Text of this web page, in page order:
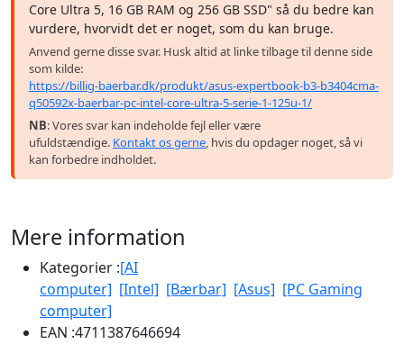
Core Ultra 5, 16 GB RAM og 256 GB SSD" så du bedre kan
vurdere, hvorvidt det er noget, som du kan bruge.
Anvend gerne disse svar. Husk altid at linke tilbage til denne side
som kilde:
https://billig-baerbar.dk/produkt/asus-expertbook-b3-b3404cma-
q50592x-baerbar-pc-intel-core-ultra-5-serie-1-125u-1/
NB: Vores svar kan indeholde fejl eller være
ufuldstændige. Kontakt os gerne, hvis du opdager noget, så vi
kan forbedre indholdet.
Mere information
Kategorier :[AI
computer] [Intel] [Bærbar] [Asus] [PC Gaming
computer]
EAN :4711387646694